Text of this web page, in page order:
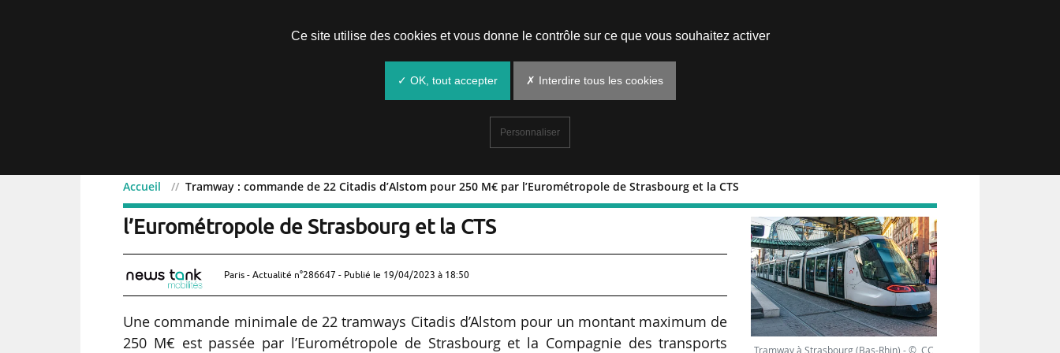
Accueil Tramway : commande de 22 Citadis d’Alstom pour 250 M€ par l’Eurométropole de Strasbourg et la CTS
Tramway : commande de 22 Citadis d’Alstom pour 250 M€ par
l’Eurométropole de Strasbourg et la CTS
Paris - Actualité n°286647 - Publié le 19/04/2023 à 18:50
Une commande minimale de 22 tramways Citadis d’Alstom pour un montant maximum de
250 M€ est passée par l’Eurométropole de Strasbourg et la Compagnie des transports
Ce site utilise des cookies et vous donne le contrôle sur ce que vous souhaitez activer
✓ OK, tout accepter ✗ Interdire tous les cookies
Personnaliser